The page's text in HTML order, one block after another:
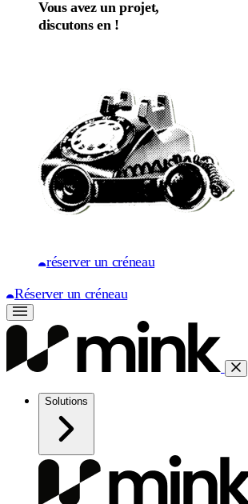
Vous avez un projet,
discutons en !
réserver un créneau
Réserver un créneau
Solutions